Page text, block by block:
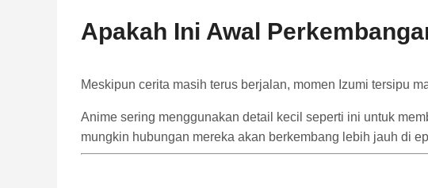
Apakah Ini Awal
Meskipun cerita masih terus berjalan, momen Izumi tersipu
Anime sering menggunakan detail kecil seperti ini untuk
mungkin hubungan mereka akan berkembang lebih jauh di